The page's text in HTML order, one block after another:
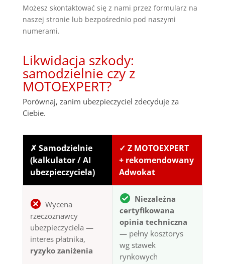
Możesz skontaktować się z nami przez formularz na
naszej stronie lub bezpośrednio pod naszymi
numerami.
Likwidacja szkody:
samodzielnie czy z
MOTOEXPERT?
Porównaj, zanim ubezpieczyciel zdecyduje za
Ciebie.
✗ Samodzielnie
(kalkulator / AI
ubezpieczyciela)
✓ Z MOTOEXPERT
+ rekomendowany
Adwokat
Wycena
rzeczoznawcy
ubezpieczyciela —
interes płatnika,
ryzyko zaniżenia
Niezależna
certyfikowana
opinia techniczna
— pełny kosztorys
wg stawek
rynkowych